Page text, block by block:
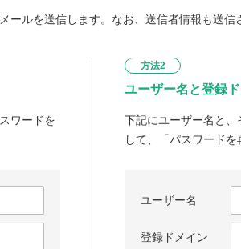
ルを送信します。なお、送信者情報も送信
ワードを
方法2
ユーザー名と登録
下記にユーザー名と
して、「パスワードを
ユーザー名
登録ドメイン